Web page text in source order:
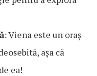
: Viena este un oraș
așa că
ea!